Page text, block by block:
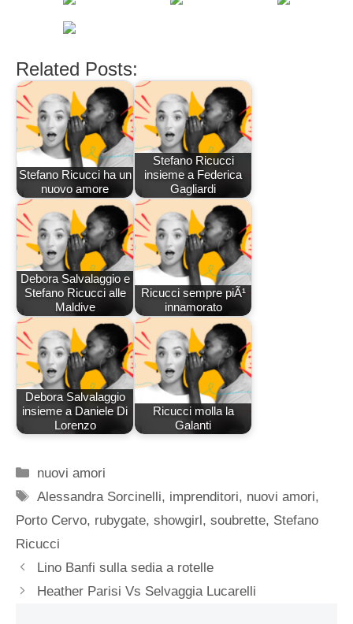
Related Posts:
Stefano Ricucci ha un
nuovo amore
Stefano Ricucci
insieme a Federica
Gagliardi
Debora Salvalaggio e
Stefano Ricucci alle
Maldive
Ricucci sempre piÃ¹
innamorato
Debora Salvalaggio
insieme a Daniele Di
Lorenzo
Ricucci molla la
Galanti
Categorie
nuovi amori
Tag
Alessandra Sorcinelli, imprenditori, nuovi amori,
Porto Cervo, rubygate, showgirl, soubrette, Stefano
Ricucci
Lino Banfi sulla sedia a rotelle
Heather Parisi Vs Selvaggia Lucarelli